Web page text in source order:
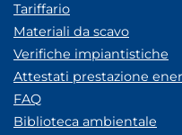
Tariffario
Materiali da scavo
Verifiche impiantistiche
Attestati prestazione
FAQ
Biblioteca ambientale